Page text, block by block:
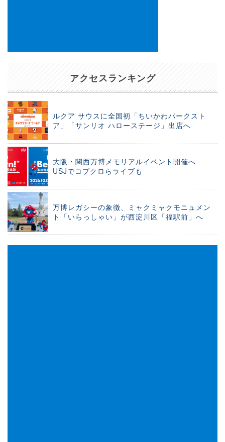
アクセスランキング
ルクア サウスに全国初「ちいかわパークスト
ア」「サンリオ ハローステージ」出店へ
大阪・関西万博メモリアルイベント開催へ
USJでコブクロらライブも
万博レガシーの象徴、ミャクミャクモニュメン
ト「いらっしゃい」が西淀川区「福駅前」へ